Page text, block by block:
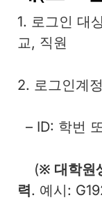
1. 로그인 대
교, 직원
2. 로그인계정
– ID: 학번
(※ 대학원
력. 예시: